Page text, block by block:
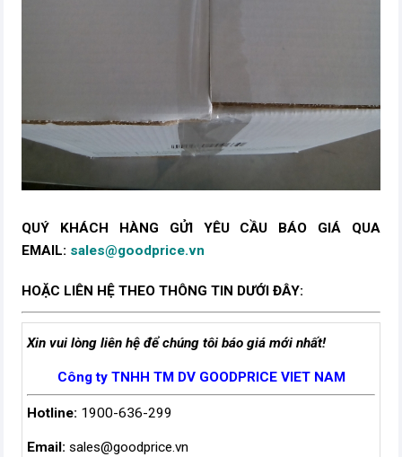
QUÝ KHÁCH HÀNG GỬI YÊU CẦU BÁO GIÁ QUA
EMAIL: sales@goodprice.vn
HOẶC LIÊN HỆ THEO THÔNG TIN DƯỚI ĐÂY:
Xin vui lòng liên hệ để chúng tôi báo giá mới nhất!
Công ty TNHH TM DV GOODPRICE VIET NAM
Hotline: 1900-636-299
Email: sales@goodprice.vn